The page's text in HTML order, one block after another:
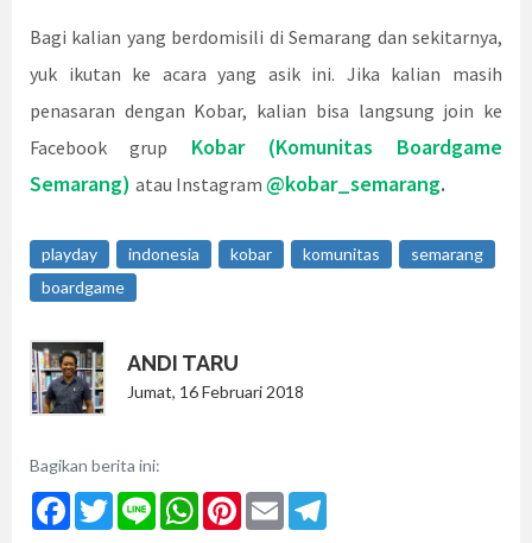
Bagi kalian yang berdomisili di Semarang dan sekitarnya,
yuk ikutan ke acara yang asik ini. Jika kalian masih
penasaran dengan Kobar, kalian bisa langsung join ke
Facebook grup Kobar (Komunitas Boardgame
Semarang) atau Instagram @kobar_semarang.
playday indonesia kobar komunitas
semarang
boardgame
ANDI TARU
Jumat, 16 Februari 2018
Bagikan berita ini:
FacebookTwitterLine WhatsAppPinterest
Email